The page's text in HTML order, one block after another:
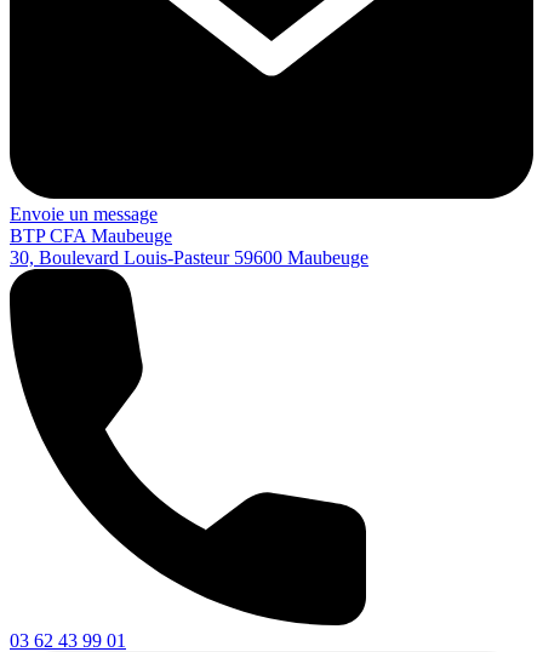
Envoie un message
BTP CFA Maubeuge
30, Boulevard Louis-Pasteur 59600 Maubeuge
03 62 43 99 01